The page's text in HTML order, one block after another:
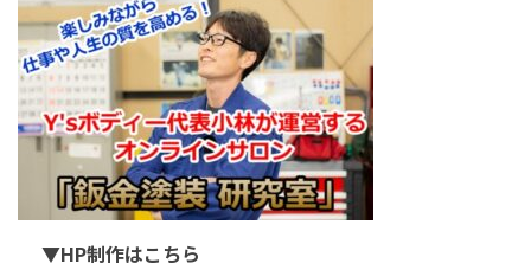
▼HP制作はこちら